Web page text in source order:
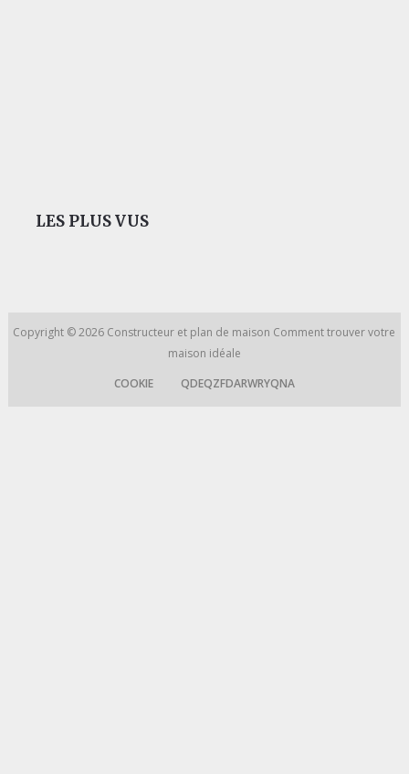
LES PLUS VUS
Copyright © 2026 Constructeur et plan de maison Comment trouver votre
maison idéale
COOKIE
QDEQZFDARWRYQNA